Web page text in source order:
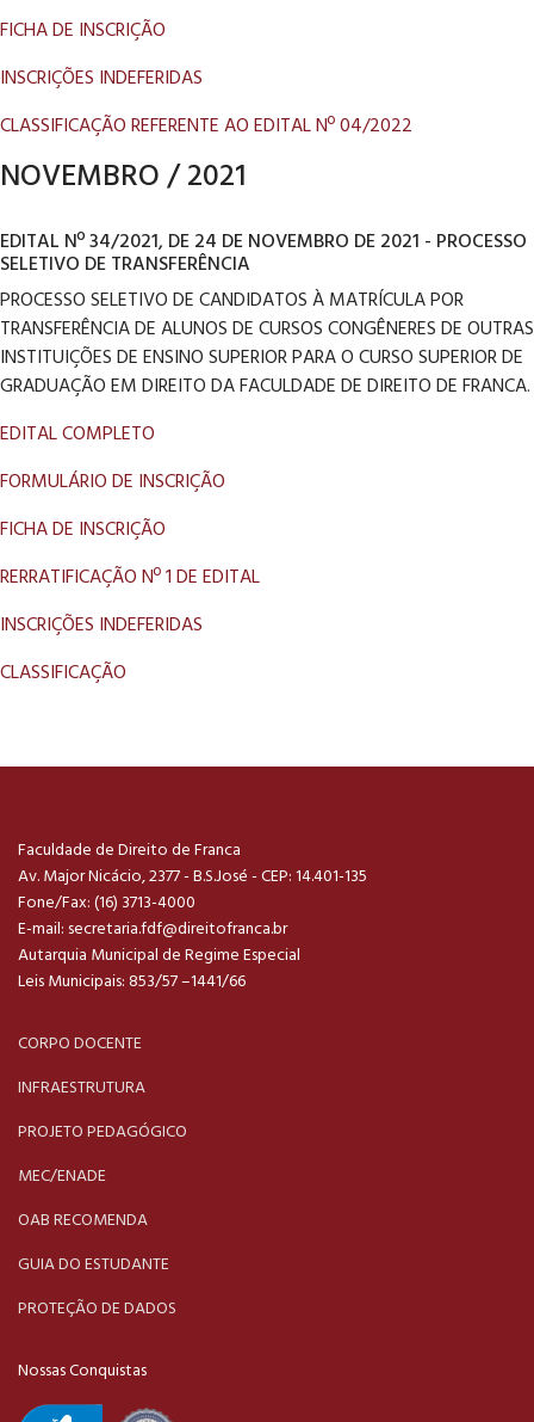
FICHA DE INSCRIÇÃO
INSCRIÇÕES INDEFERIDAS
CLASSIFICAÇÃO REFERENTE AO EDITAL Nº 04/2022
NOVEMBRO / 2021
EDITAL Nº 34/2021, DE 24 DE NOVEMBRO DE 2021 - PROCESSO
SELETIVO DE TRANSFERÊNCIA
PROCESSO SELETIVO DE CANDIDATOS À MATRÍCULA POR
TRANSFERÊNCIA DE ALUNOS DE CURSOS CONGÊNERES DE OUTRAS
INSTITUIÇÕES DE ENSINO SUPERIOR PARA O CURSO SUPERIOR DE
GRADUAÇÃO EM DIREITO DA FACULDADE DE DIREITO DE FRANCA.
EDITAL COMPLETO
FORMULÁRIO DE INSCRIÇÃO
FICHA DE INSCRIÇÃO
RERRATIFICAÇÃO Nº 1 DE EDITAL
INSCRIÇÕES INDEFERIDAS
CLASSIFICAÇÃO
Faculdade de Direito de Franca
Av. Major Nicácio, 2377 - B.S.José - CEP: 14.401-135
Fone/Fax: (16) 3713-4000
E-mail: secretaria.fdf@direitofranca.br
Autarquia Municipal de Regime Especial
Leis Municipais: 853/57 –1441/66
CORPO DOCENTE
INFRAESTRUTURA
PROJETO PEDAGÓGICO
MEC/ENADE
OAB RECOMENDA
GUIA DO ESTUDANTE
PROTEÇÃO DE DADOS
Nossas Conquistas